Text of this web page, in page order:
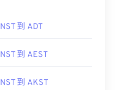
NST 到 ADT
NST 到 AEST
NST 到 AKST